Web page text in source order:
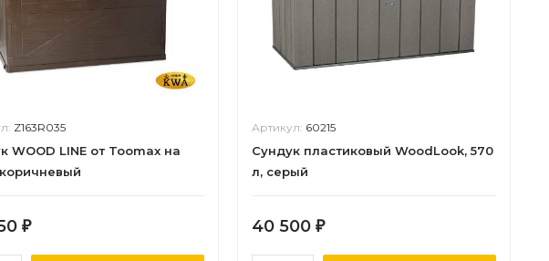
Z163R035
WOOD LINE от Toomax на
₽
Артикул: 60215
Сундук пластиковый WoodLook, 570
л, серый
40 500 ₽